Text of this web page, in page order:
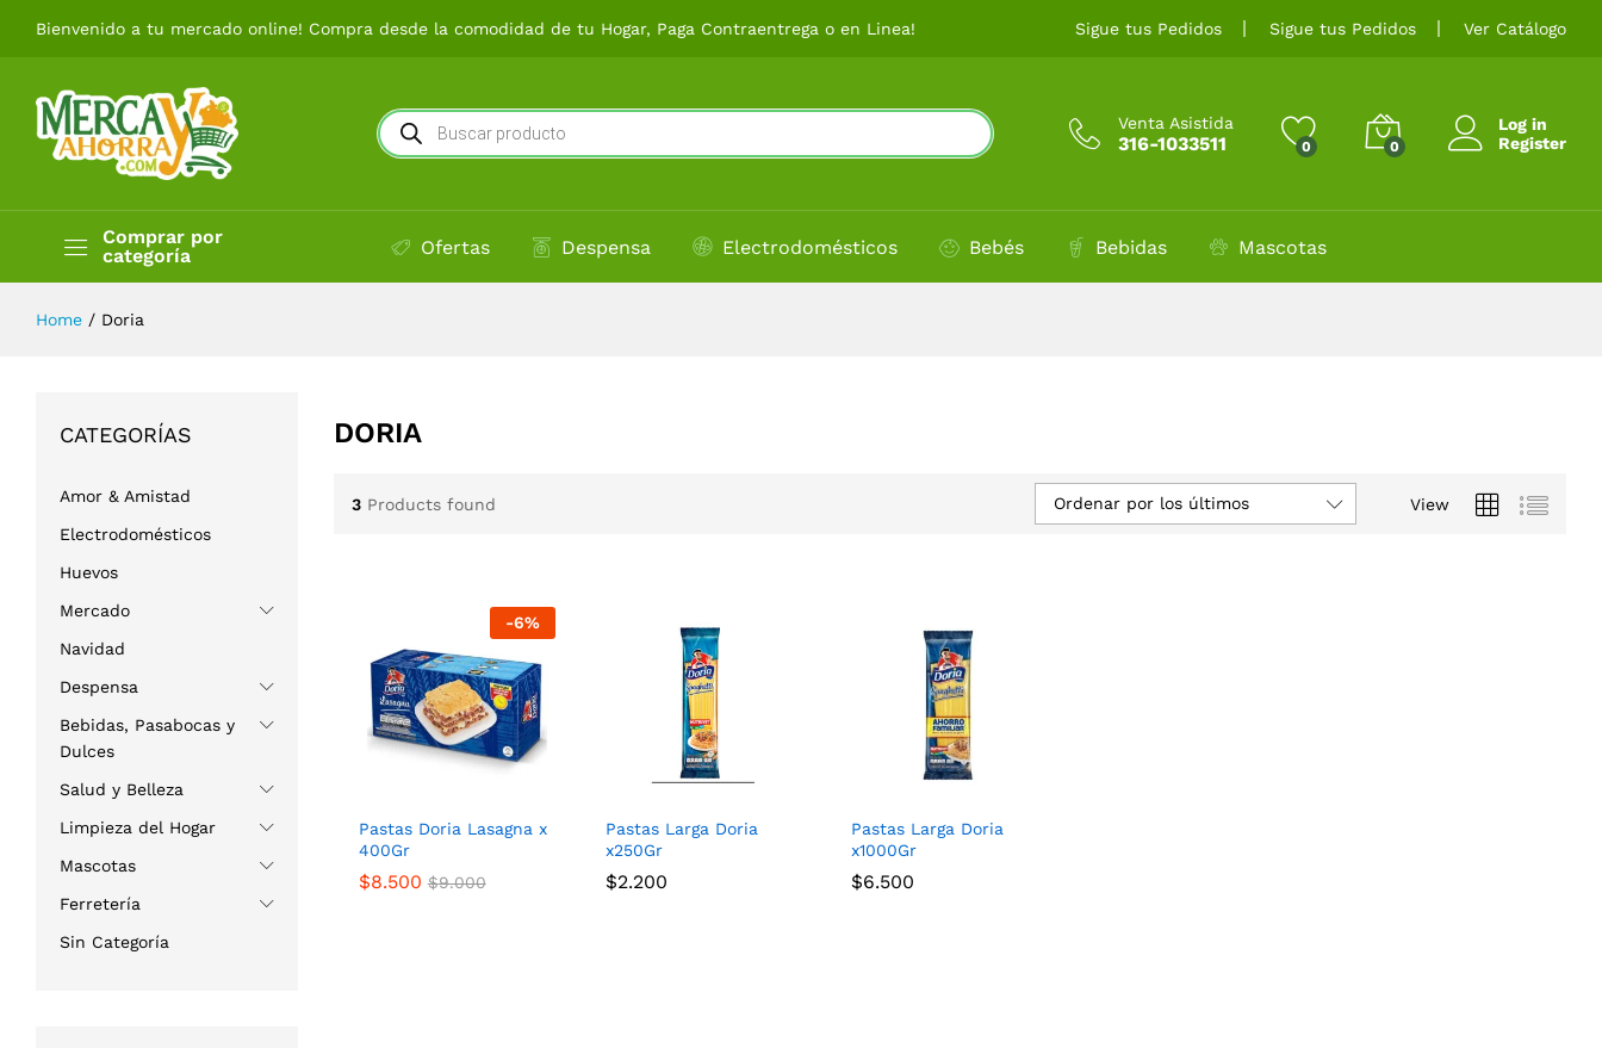
Bienvenido a tu mercado online! Compra desde la comodidad de tu Hogar, Paga Contraentrega o en Linea! Sigue tus Pedidos Sigue tus Pedidos Ver Catálogo
Búsqueda
de
productos
Venta Asistida
316-1033511 0 0
Log in
Register
Comprar por
categoría
Dulces
Ofertas Despensa Electrodomésticos Bebés Bebidas Mascotas
Home / Doria
DORIA
3 Products found View
Ordenar por los últimos
-6%
Pastas Doria Lasagna x
400Gr
$8.500 $9.000
$8.500 $9.000
Pastas Larga Doria
x250Gr
$2.200
$2.200
Pastas Larga Doria
x1000Gr
$6.500
$6.500
CATEGORÍAS
Amor & Amistad
Electrodomésticos
Huevos
Mercado
Navidad
Despensa
Bebidas, Pasabocas y
Dulces
Salud y Belleza
Limpieza del Hogar
Mascotas
Ferretería
Sin Categoría